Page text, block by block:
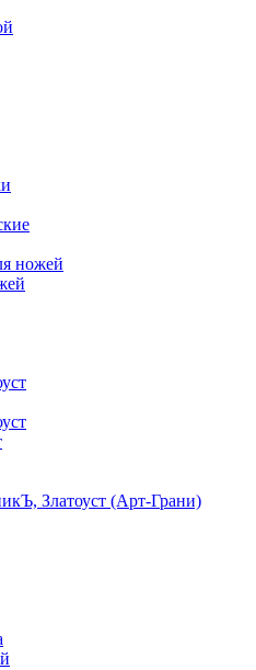
ножей
Златоуст (Арт-Грани)